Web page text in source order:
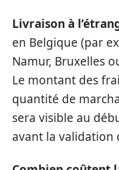
Livraison à
en Belgique (par
Namur, Bruxelles
Le montant des
quantité de
sera visible au
avant la validation